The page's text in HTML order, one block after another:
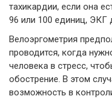
тахикардии, если она
96 или 100 единиц, ЭКГ
Велоэргометрия
проводится, когда
человека в стресс,
обострение. В этом
возможность в